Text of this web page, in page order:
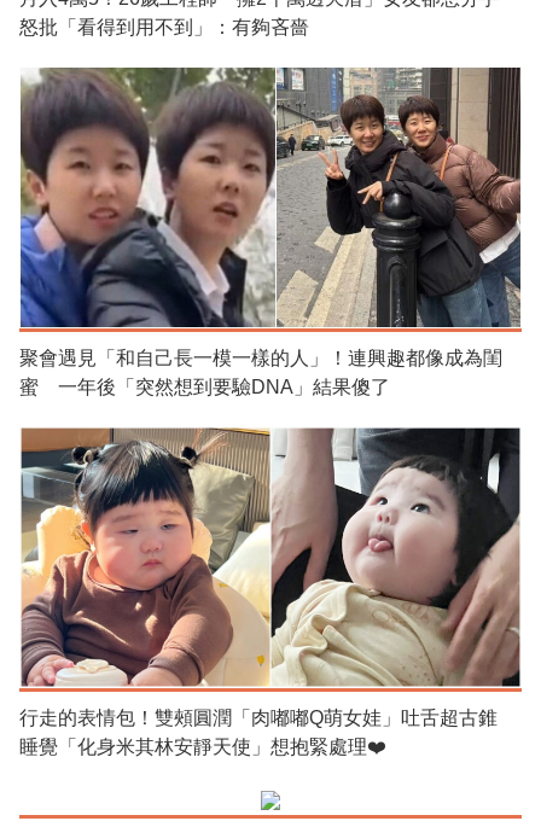
怒批「看得到用不到」：有夠吝嗇
聚會遇見「和自己長一模一樣的人」！連興趣都像成為閨
蜜 一年後「突然想到要驗DNA」結果傻了
行走的表情包！雙頰圓潤「肉嘟嘟Q萌女娃」吐舌超古錐
睡覺「化身米其林安靜天使」想抱緊處理❤️